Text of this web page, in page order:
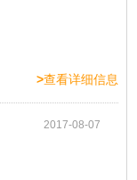
>查看详细信息
2017-08-07